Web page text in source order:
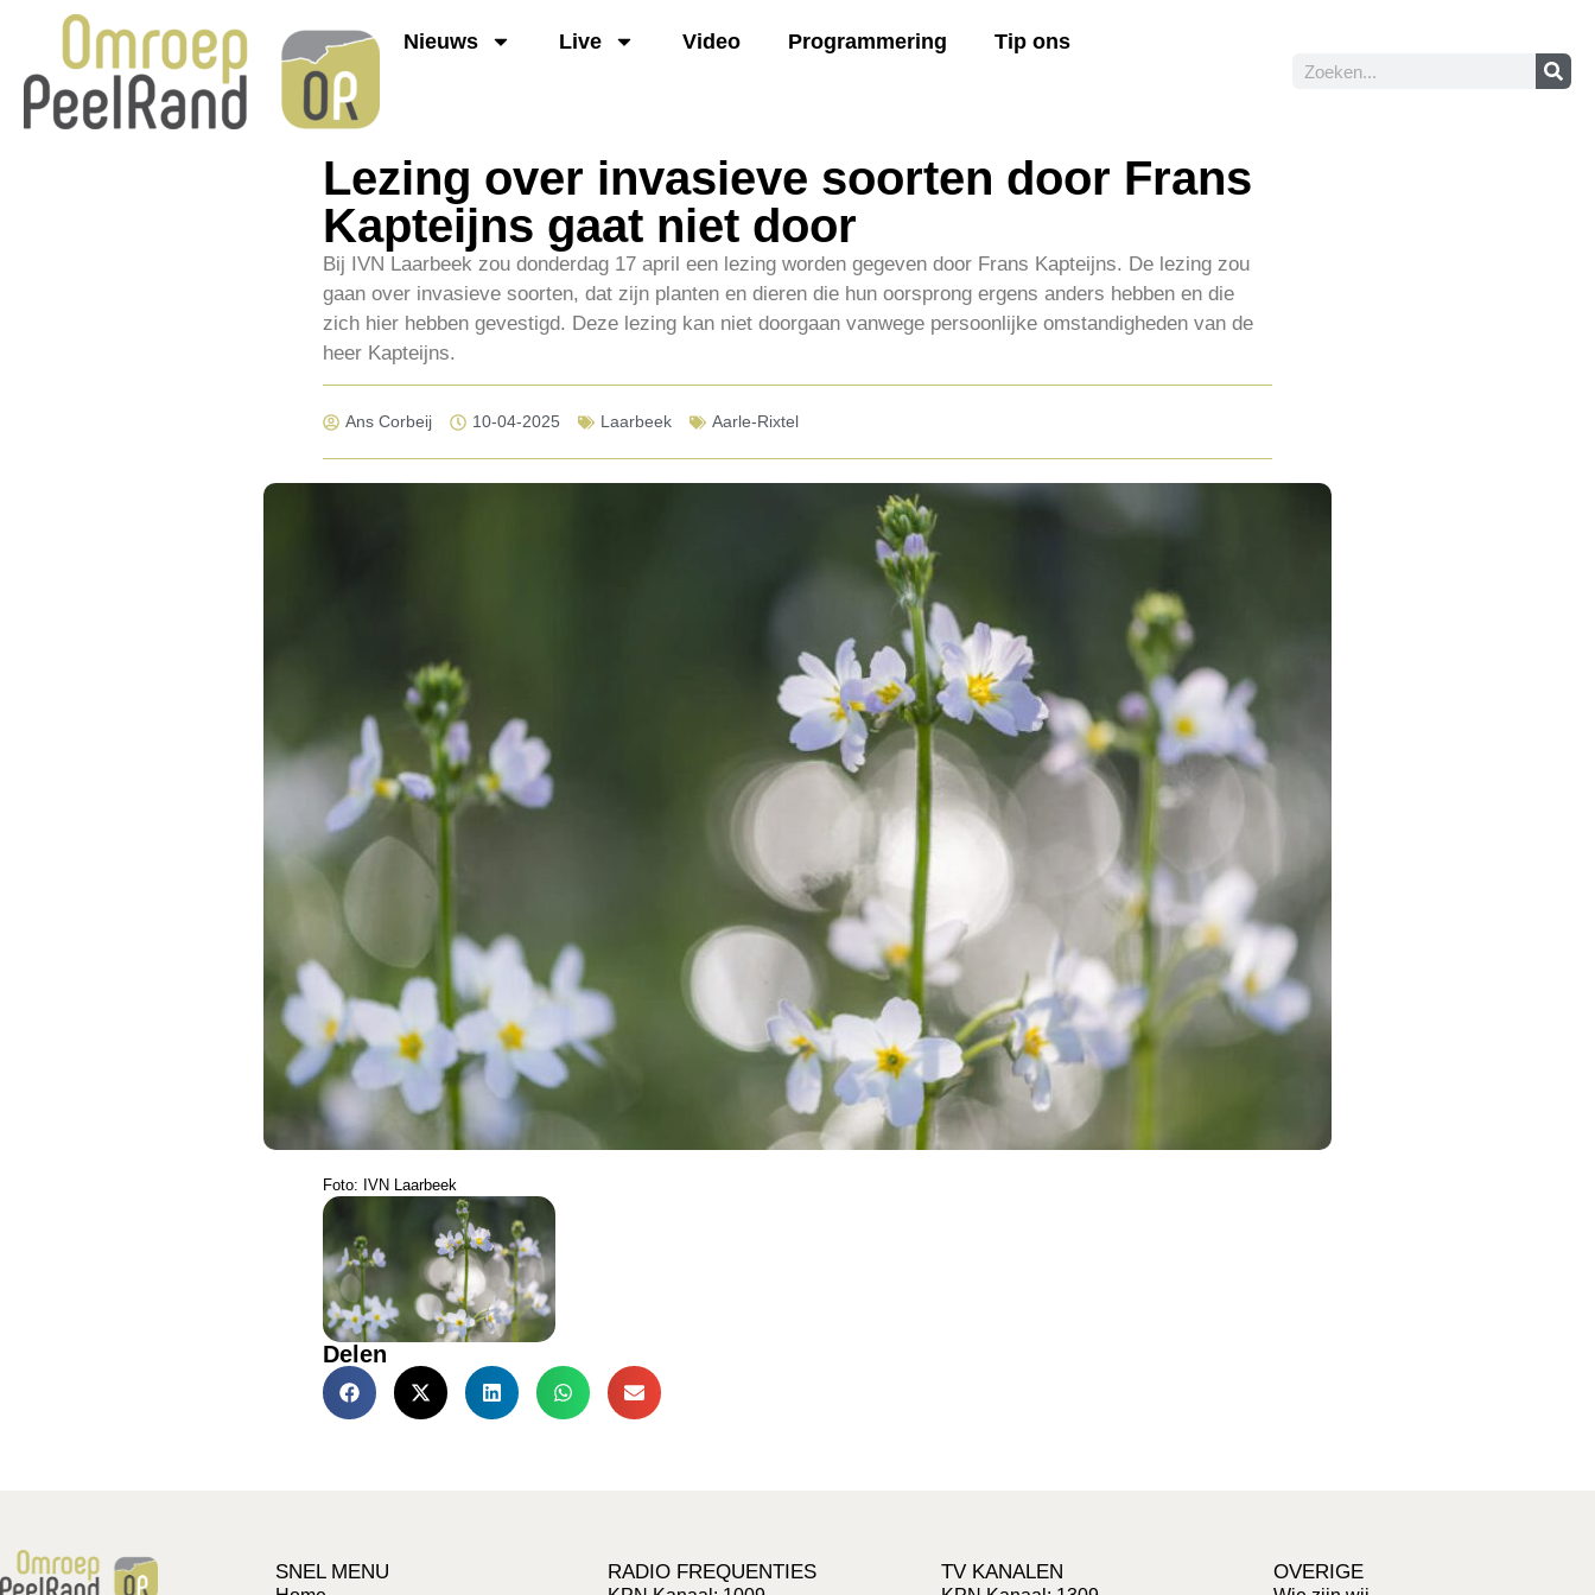
Nieuws Live Video Programmering Tip ons
Lezing over invasieve soorten door Frans
Kapteijns gaat niet door
Bij IVN Laarbeek zou donderdag 17 april een lezing worden gegeven door Frans Kapteijns. De lezing zou
gaan over invasieve soorten, dat zijn planten en dieren die hun oorsprong ergens anders hebben en die
zich hier hebben gevestigd. Deze lezing kan niet doorgaan vanwege persoonlijke omstandigheden van de
heer Kapteijns.
Ans Corbeij 10-04-2025 Laarbeek Aarle-Rixtel
Foto: IVN Laarbeek
Delen
SNEL MENU RADIO FREQUENTIES TV KANALEN OVERIGE